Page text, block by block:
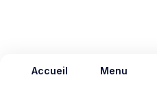
Accueil Menu